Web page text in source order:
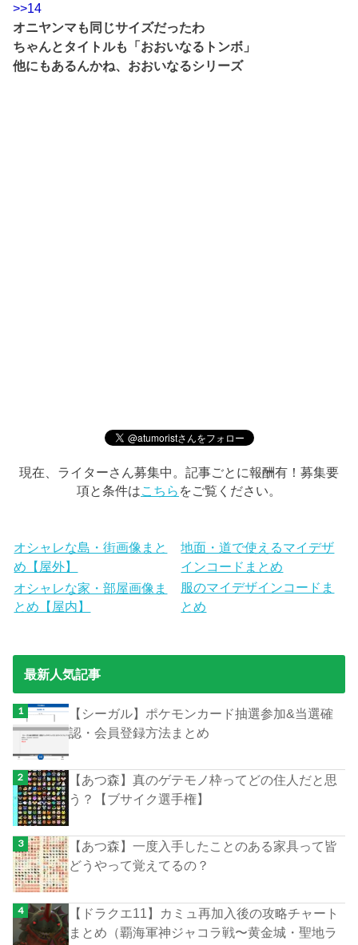
>>14
オニヤンマも同じサイズだったわ
ちゃんとタイトルも「おおいなるトンボ」
他にもあるんかね、おおいなるシリーズ
現在、ライターさん募集中。記事ごとに報酬有！募集要
項と条件はこちら をご覧ください。
オシャレな島・街画像まと
め【屋外】
地面・道で使えるマイデザ
インコードまとめ
オシャレな家・部屋画像ま
とめ【屋内】
服のマイデザインコードま
とめ
最新人気記事
【シーガル】ポケモンカード抽選参加&当選確
認・会員登録方法まとめ
【あつ森】真のゲテモノ枠ってどの住人だと思
う？【ブサイク選手権】
【あつ森】一度入手したことのある家具って皆
どうやって覚えてるの？
【ドラクエ11】カミュ再加入後の攻略チャート
まとめ（覇海軍神ジャコラ戦〜黄金城・聖地ラ